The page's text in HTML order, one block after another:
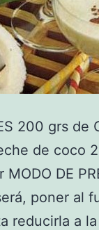
200 grs de
de coco
DE
poner al
reducirla a